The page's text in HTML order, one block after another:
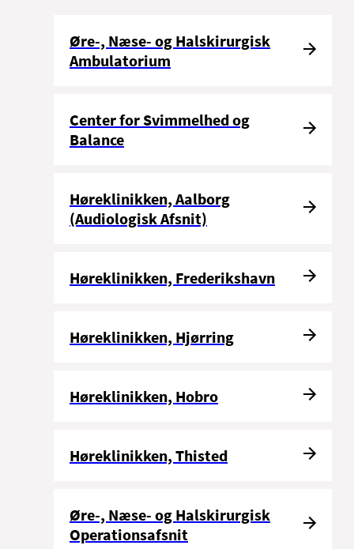
Øre-, Næse- og Halskirurgisk
Ambulatorium
Center for Svimmelhed og
Balance
Høreklinikken, Aalborg
(Audiologisk Afsnit)
Høreklinikken, Frederikshavn
Høreklinikken, Hjørring
Høreklinikken, Hobro
Høreklinikken, Thisted
Øre-, Næse- og Halskirurgisk
Operationsafsnit